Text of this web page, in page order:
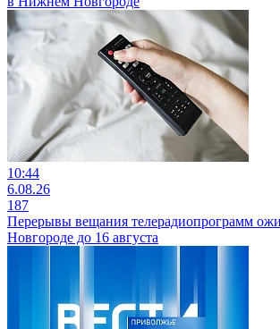
10:44
6.08.26
187
Перерывы вещания телерадиопрограмм
Новгороде до 16 августа